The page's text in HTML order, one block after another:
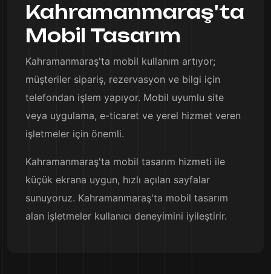
Kahramanmaraş'ta
Mobil Tasarım
Kahramanmaraş'ta mobil kullanım artıyor;
müşteriler sipariş, rezervasyon ve bilgi için
telefondan işlem yapıyor. Mobil uyumlu site
veya uygulama, e-ticaret ve yerel hizmet veren
işletmeler için önemli.
Kahramanmaraş'ta mobil tasarım hizmeti ile
küçük ekrana uygun, hızlı açılan sayfalar
sunuyoruz. Kahramanmaraş'ta mobil tasarım
alan işletmeler kullanıcı deneyimini iyileştirir.